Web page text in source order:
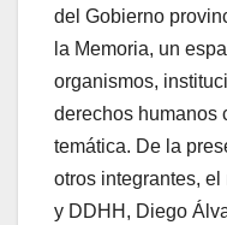
del Gobierno
la Memoria, un
organismos,
derechos humanos
temática. De la
otros integrantes,
y DDHH, Diego